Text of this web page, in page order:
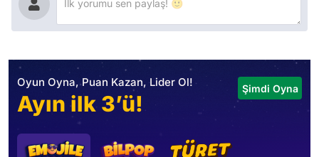
Oyun Oyna, Puan Kazan, Lider Ol!
Ayın ilk 3’ü!
Şimdi Oyna